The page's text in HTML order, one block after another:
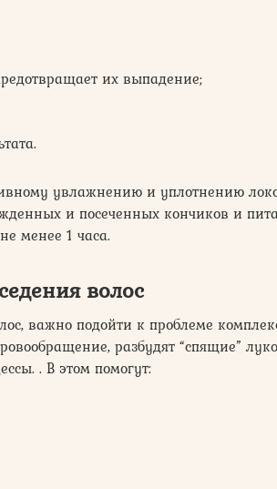
их выпадение;
увлажнению и уплотнению
и посеченных кончиков и
менее 1 часа.
волос
важно подойти к проблеме
разбудят “спящие”
. В этом помогут: